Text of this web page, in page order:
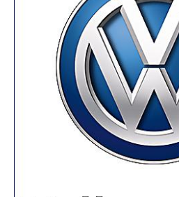
PLNÁ VERZE STRÁNEK